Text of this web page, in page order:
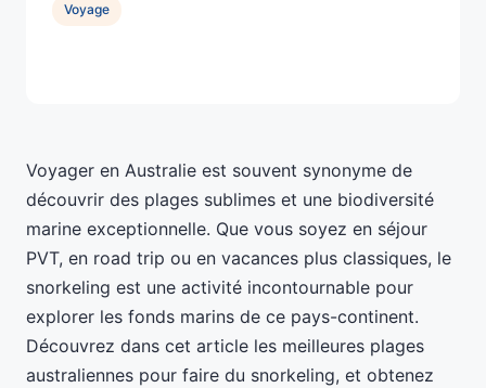
Voyager en Australie est souvent synonyme de
découvrir des plages sublimes et une biodiversité
marine exceptionnelle. Que vous soyez en séjour
PVT, en road trip ou en vacances plus classiques, le
snorkeling est une activité incontournable pour
explorer les fonds marins de ce pays-continent.
Découvrez dans cet article les meilleures plages
australiennes pour faire du snorkeling, et obtenez
Voyage